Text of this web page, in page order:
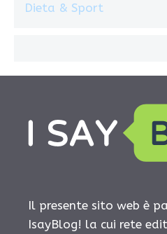
Dieta & Sport
Il presente sito web è
IsayBlog! la cui rete